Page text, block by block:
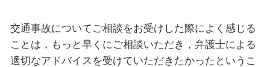
交通事故についてご相談をお受けした際によく感じる
ことは，もっと早くにご相談いただき，弁護士による
適切なアドバイスを受けていただきたかったというこ